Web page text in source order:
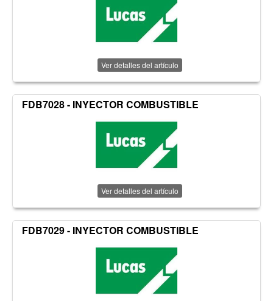
Ver detalles del artículo
FDB7028 - INYECTOR COMBUSTIBLE
Ver detalles del artículo
FDB7029 - INYECTOR COMBUSTIBLE